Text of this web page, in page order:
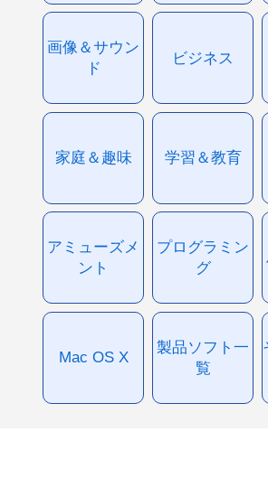
画像＆サウン
ド
ビジネス
家庭＆趣味 学習＆教育
アミューズメ
ント
プログラミン
グ
Mac OS X
製品ソフト一
覧